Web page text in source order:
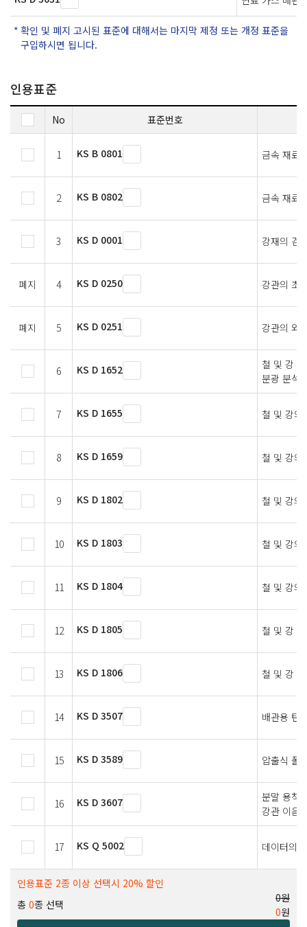
확인 및 폐지 고시된 표준에 대해서는 마지막 제정 또는 개정 표준을
구입하시면 됩니다.
인용표준
No 표준번호
1 KS B 0801 금속 재료
2 KS B 0802 금속 재료
3 KS D 0001 강재의 검
폐지 4 KS D 0250 강관의 초
폐지 5 KS D 0251 강관의 와
6 KS D 1652
철 및 강 —
분광 분석
7 KS D 1655 철 및 강의
8 KS D 1659 철 및 강의
9 KS D 1802 철 및 강의
10 KS D 1803 철 및 강의
11 KS D 1804 철 및 강의
12 KS D 1805 철 및 강 —
13 KS D 1806 철 및 강 —
14 KS D 3507 배관용 탄
15 KS D 3589 압출식 폴
16 KS D 3607
분말 용착
강관 이음
17 KS Q 5002 데이터의
인용표준 2종 이상 선택시 20% 할인
총 0종 선택
0원
0원